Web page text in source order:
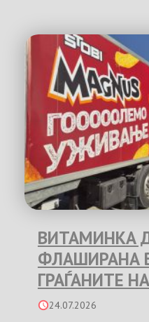
ВИТАМИНКА
ФЛАШИРАНА
ГРАЃАНИТЕ
24.07.2026